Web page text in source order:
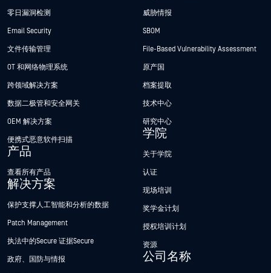
零日漏洞检测
Email Security
文件传输管理
OT 和网络物理系统
跨领域解决方案
数据二极管和安全网关
OEM 解决方案
便携式恶意软件扫描
产品
查看所有产品
解决方案
保护支撑人工智能和分析的数据
Patch Management
执法中的Secure 证据Secure
政府、国防与情报
威胁情报
SBOM
File-Based Vulnerability Assessment
原产国
档案提取
技术中心
研究中心
学院
关于学院
认证
现场培训
奖学金计划
授权培训计划
资源
公司名称